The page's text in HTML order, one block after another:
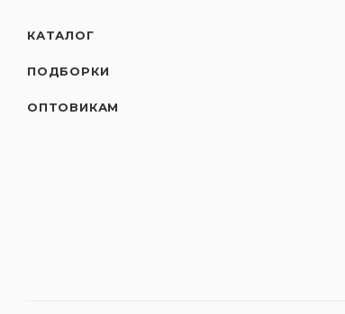
КАТАЛОГ
ПОДБОРКИ
ОПТОВИКАМ